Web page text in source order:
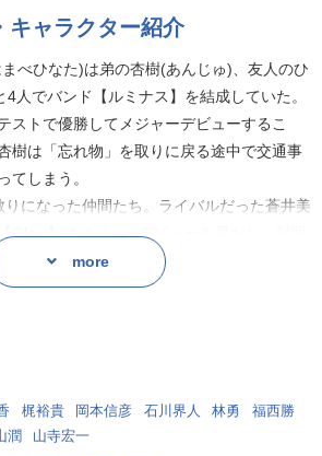
KAGEROU」short ver.
林勇) / 星野聖夜(CV.福西勝也)
Luminous」short ver.
(CV.松本梨香)
/ Arrangement : 蝶々P
キャラクター紹介
べひなた)は弟の杏樹(あんじゅ)、友人のひ
人でバンド【ルミナス】を結成していた。
ストで優勝してメジャーデビューするこ
樹は「忘れ物」を取りに戻る途中で交通事
てしまう。
になった仲間たち。ライバルだった蒼井美
Glow】はメジャーデビューを果たし、対照
を送っていた。
サーでもあるスタジオまつり屋オーナーの
と、日向の耳に杏樹の声が聞こえてくる。
more
梶裕貴 岡本信彦 石川界人 林勇
福西勝
潤
山寺宏一